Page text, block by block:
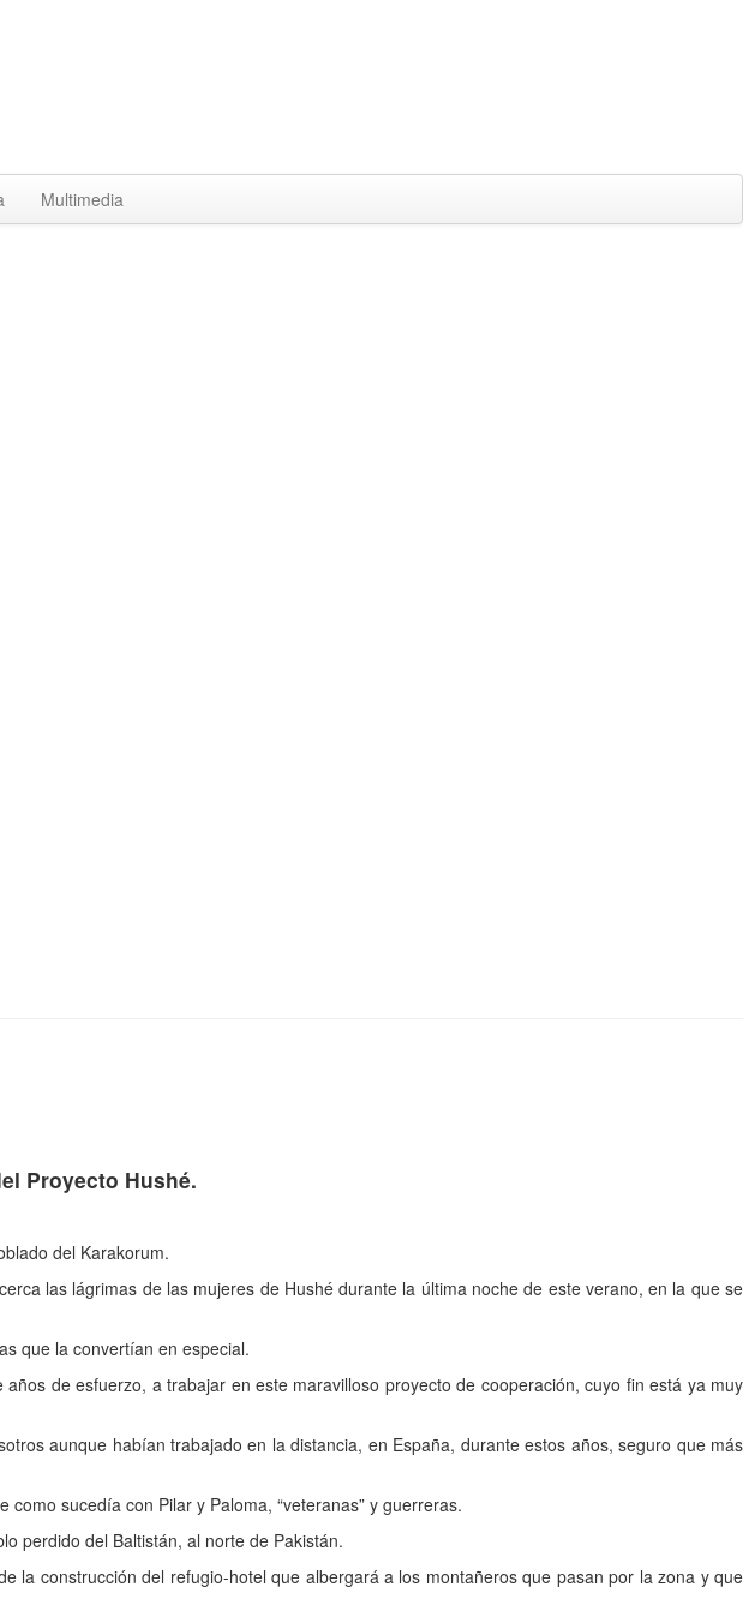
Multimedia
Proyecto Hushé.
del Karakorum.
las lágrimas de las mujeres de Hushé durante la última noche de este verano, en la que se
que la convertían en especial.
de esfuerzo, a trabajar en este maravilloso proyecto de cooperación, cuyo fin está ya muy
aunque habían trabajado en la distancia, en España, durante estos años, seguro que más
sucedía con Pilar y Paloma, “veteranas” y guerreras.
perdido del Baltistán, al norte de Pakistán.
la construcción del refugio-hotel que albergará a los montañeros que pasan por la zona y que